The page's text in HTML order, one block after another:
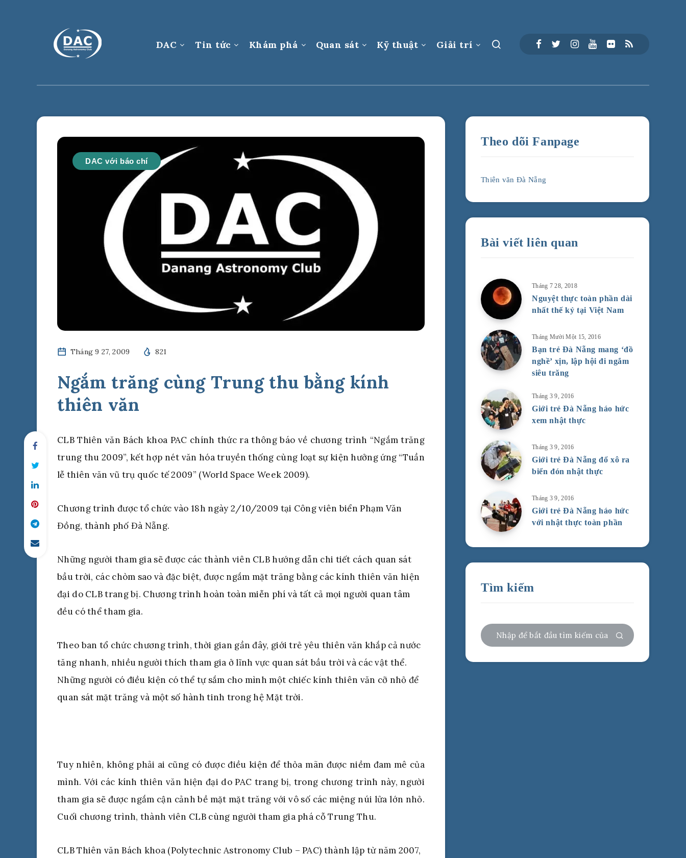
DAC Tin tức Khám phá Quan sát Kỹ thuật Giải trí
DAC với báo chí
Tháng 9 27, 2009 821
Ngắm trăng cùng Trung thu bằng kính
thiên văn
CLB Thiên văn Bách khoa PAC chính thức ra thông báo về chương trình “Ngắm trăng
trung thu 2009”, kết hợp nét văn hóa truyền thống cùng loạt sự kiện hưởng ứng “Tuần
lễ thiên văn vũ trụ quốc tế 2009” (World Space Week 2009).
Chương trình được tổ chức vào 18h ngày 2/10/2009 tại Công viên biển Phạm Văn
Đồng, thành phố Đà Nẵng.
Những người tham gia sẽ được các thành viên CLB hướng dẫn chi tiết cách quan sát
bầu trời, các chòm sao và đặc biệt, được ngắm mặt trăng bằng các kính thiên văn hiện
đại do CLB trang bị. Chương trình hoàn toàn miễn phí và tất cả mọi người quan tâm
đều có thể tham gia.
Theo ban tổ chức chương trình, thời gian gần đây, giới trẻ yêu thiên văn khắp cả nước
tăng nhanh, nhiều người thích tham gia ở lĩnh vực quan sát bầu trời và các vật thể.
Những người có điều kiện có thể tự sắm cho mình một chiếc kính thiên văn cỡ nhỏ để
quan sát mặt trăng và một số hành tinh trong hệ Mặt trời.
Tuy nhiên, không phải ai cũng có được điều kiện để thỏa mãn được niềm đam mê của
mình. Với các kính thiên văn hiện đại do PAC trang bị, trong chương trình này, người
tham gia sẽ được ngắm cận cảnh bề mặt mặt trăng với vô số các miệng núi lửa lớn nhỏ.
Cuối chương trình, thành viên CLB cùng người tham gia phá cỗ Trung Thu.
CLB Thiên văn Bách khoa (Polytechnic Astronomy Club – PAC) thành lập từ năm 2007,
Theo dõi Fanpage
Thiên văn Đà Nẵng
Bài viết liên quan
Tháng 7 28, 2018
Nguyệt thực toàn phần dài
nhất thế kỷ tại Việt Nam
Tháng Mười Một 15, 2016
Bạn trẻ Đà Nẵng mang ‘đồ
nghề’ xịn, lập hội đi ngắm
siêu trăng
Tháng 3 9, 2016
Giới trẻ Đà Nẵng háo hức
xem nhật thực
Tháng 3 9, 2016
Giới trẻ Đà Nẵng đổ xô ra
biển đón nhật thực
Tháng 3 9, 2016
Giới trẻ Đà Nẵng háo hức
với nhật thực toàn phần
Tìm kiếm